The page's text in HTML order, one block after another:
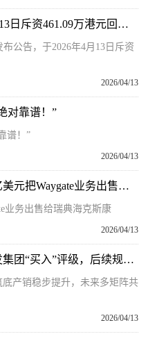
焦点速读：绿茶集团(06831)4月13日斥资461.09万港元回购54.96万股
公告，于2026年4月13日斥资
2026/04/13
对靠谱！”
谱！”
2026/04/13
最新资讯:贝克休斯将以约14.5亿美元把Waygate业务出售给瑞典海克斯康
业务出售给瑞典海克斯康
2026/04/13
研报掘金丨华源证券：首予兴发集团“买入”评级，后续规划项目多，分红力度优异
产销稳步提升，未来多矩阵共
2026/04/13